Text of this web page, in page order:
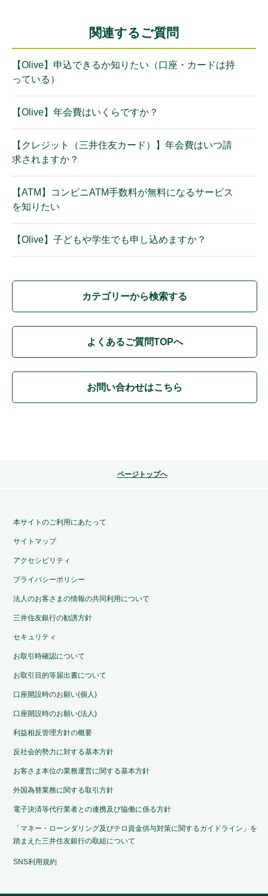
関連するご質問
【Olive】申込できるか知りたい（口座・カードは持
っている）
【Olive】年会費はいくらですか？
【クレジット（三井住友カード）】年会費はいつ請
求されますか？
【ATM】コンビニATM手数料が無料になるサービス
を知りたい
【Olive】子どもや学生でも申し込めますか？
カテゴリーから検索する
よくあるご質問TOPへ
お問い合わせはこちら
ページトップへ
本サイトのご利用にあたって
サイトマップ
アクセシビリティ
プライバシーポリシー
法人のお客さまの情報の共同利用について
三井住友銀行の勧誘方針
セキュリティ
お取引時確認について
お取引目的等届出書について
口座開設時のお願い(個人)
口座開設時のお願い(法人)
利益相反管理方針の概要
反社会的勢力に対する基本方針
お客さま本位の業務運営に関する基本方針
外国為替業務に関する取引方針
電子決済等代行業者との連携及び協働に係る方針
「マネー・ローンダリング及びテロ資金供与対策に関するガイドライン」を
踏まえた三井住友銀行の取組について
SNS利用規約